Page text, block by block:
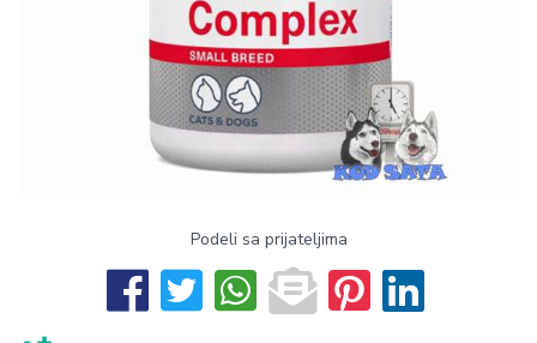
Podeli sa prijateljima